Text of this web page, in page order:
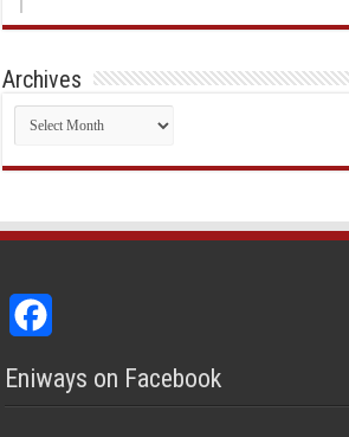
Archives
Archives
Eniways on Facebook